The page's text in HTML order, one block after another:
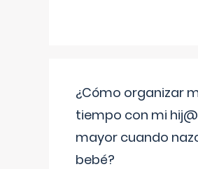
¿Cómo organizar
tiempo con mi hij@
mayor cuando
bebé?